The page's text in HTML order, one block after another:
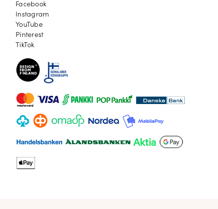
Facebook
Facebook
Instagram
Instagram
YouTube
YouTube
Pinterest
Pinterest
TikTok
TikTok